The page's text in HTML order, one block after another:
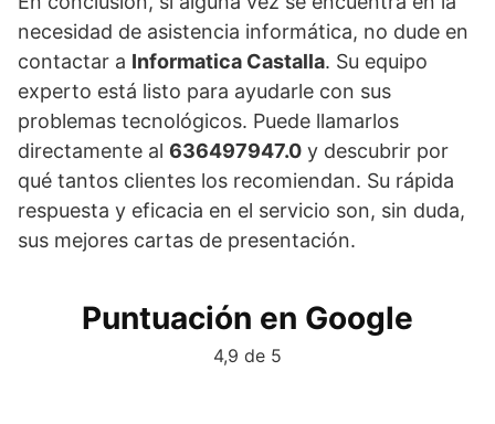
necesidad de asistencia informática, no dude en
contactar a Informatica Castalla. Su equipo
experto está listo para ayudarle con sus
problemas tecnológicos. Puede llamarlos
directamente al 636497947.0 y descubrir por
qué tantos clientes los recomiendan. Su rápida
respuesta y eficacia en el servicio son, sin duda,
sus mejores cartas de presentación.
Puntuación en Google
4,9 de 5